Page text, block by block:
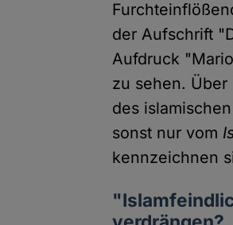
der Aufschrift
Aufdruck
zu sehen.
des
sonst nur vom
kennzeichnen